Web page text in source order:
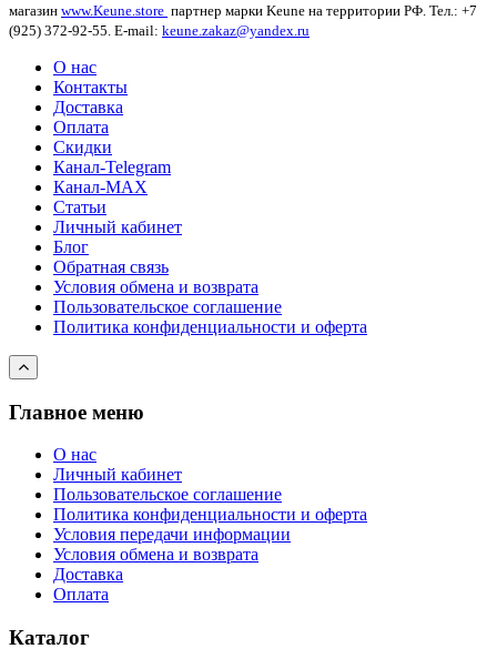
магазин www.Keune.store партнер марки Keune на территории РФ. Тел.: +7
(925) 372-92-55. E-mail: keune.zakaz@yandex.ru
О нас
Контакты
Доставка
Оплата
Скидки
Канал-Telegram
Канал-МAX
Статьи
Личный кабинет
Блог
Обратная связь
Условия обмена и возврата
Пользовательское соглашение
Политика конфиденциальности и оферта
Главное меню
О нас
Личный кабинет
Пользовательское соглашение
Политика конфиденциальности и оферта
Условия передачи информации
Условия обмена и возврата
Доставка
Оплата
Каталог